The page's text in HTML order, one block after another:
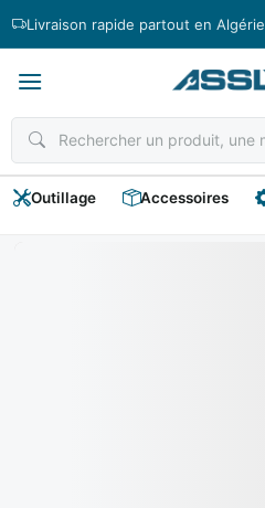
Livraison rapide partout en Algérie
Outillage Accessoires